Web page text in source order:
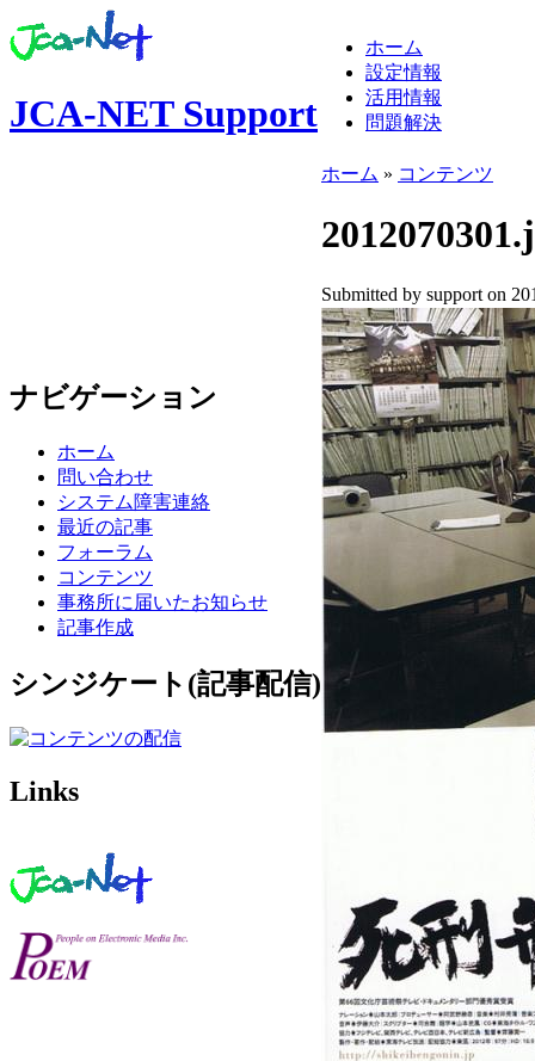
JCA-NET Support
ホーム
設定情報
活用情報
問題解決
ナビゲーション
ホーム
問い合わせ
システム障害連絡
最近の記事
フォーラム
コンテンツ
事務所に届いたお知らせ
記事作成
シンジケート(記事配信)
Links
ホーム » コンテンツ
Submitted by support on